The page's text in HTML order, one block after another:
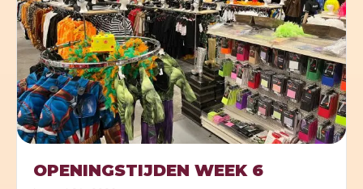
OPENINGSTIJDEN WEEK 6